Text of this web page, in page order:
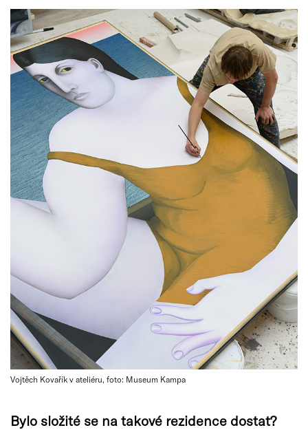
Vojtěch Kovařík v ateliéru, foto: Museum Kampa
Bylo složité se na takové rezidence dostat?